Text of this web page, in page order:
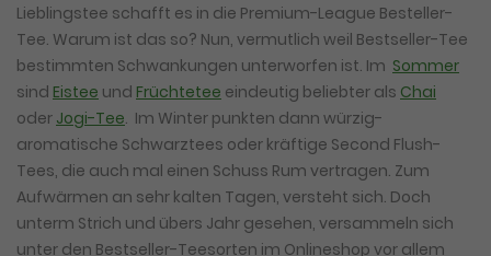
Lieblingstee schafft es in die Premium-League Besteller-
Tee. Warum ist das so? Nun, vermutlich weil Bestseller-Tee
bestimmten Schwankungen unterworfen ist. Im Sommer
sind Eistee und Früchtetee eindeutig beliebter als Chai
oder Jogi-Tee. Im Winter punkten dann würzig-
aromatische Schwarztees oder kräftige Second Flush-
Tees, die auch mal einen Schuss Rum vertragen. Zum
Aufwärmen an sehr kalten Tagen, versteht sich. Doch
unterm Strich und übers Jahr gesehen, versammeln sich
unter den Bestseller-Teesorten im Onlineshop vor allem